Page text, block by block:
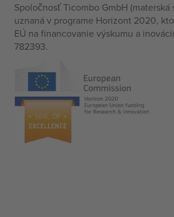
Spoločnosť Ticombo GmbH (materská
uznaná v programe Horizont 2020,
EÚ na financovanie výskumu a
782393.